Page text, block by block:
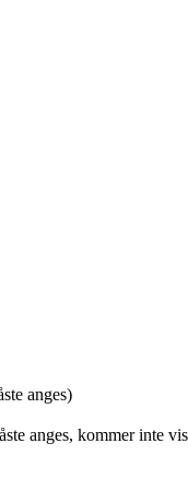
anges)
anges, kommer inte